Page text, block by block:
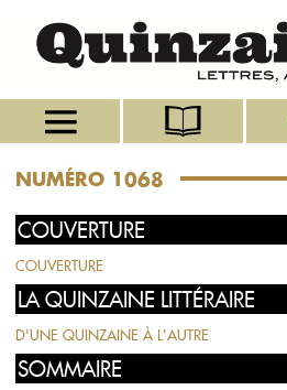
NUMÉRO 1068
COUVERTURE
COUVERTURE
LA QUINZAINE LITTÉRAIRE
D'UNE QUINZAINE À L'AUTRE
SOMMAIRE